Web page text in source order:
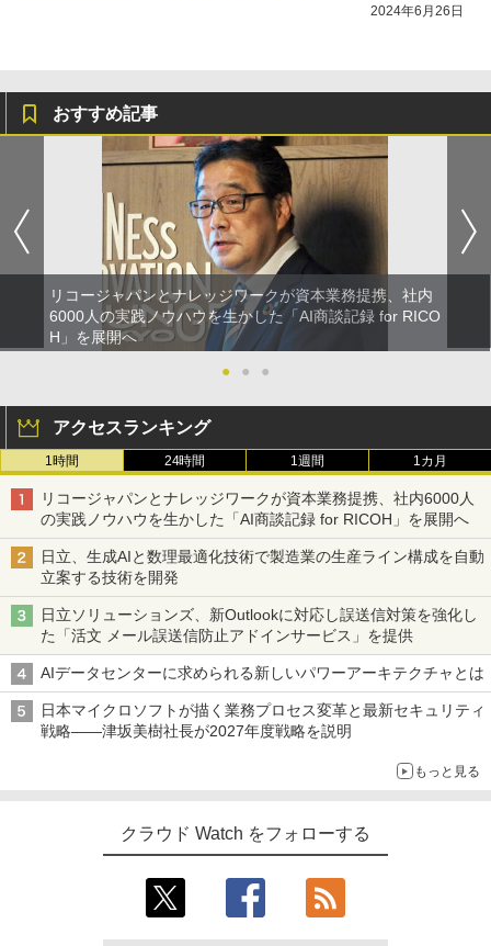
2024年6月26日
おすすめ記事
リコージャパンとナレッジワークが資本業務提携、社内
6000人の実践ノウハウを生かした「AI商談記録 for RICO
H」を展開へ
●
● ●
アクセスランキング
1時間 24時間 1週間 1カ月
リコージャパンとナレッジワークが資本業務提携、社内6000人
の実践ノウハウを生かした「AI商談記録 for RICOH」を展開へ
日立、生成AIと数理最適化技術で製造業の生産ライン構成を自動
立案する技術を開発
日立ソリューションズ、新Outlookに対応し誤送信対策を強化し
た「活文 メール誤送信防止アドインサービス」を提供
AIデータセンターに求められる新しいパワーアーキテクチャとは
日本マイクロソフトが描く業務プロセス変革と最新セキュリティ
戦略――津坂美樹社長が2027年度戦略を説明
もっと見る
クラウド Watch をフォローする